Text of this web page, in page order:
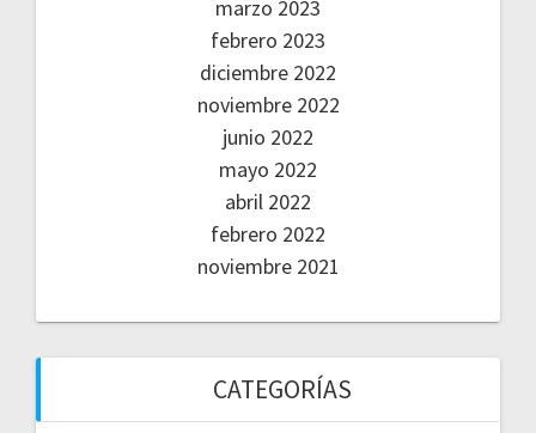
marzo 2023
febrero 2023
diciembre 2022
noviembre 2022
junio 2022
mayo 2022
abril 2022
febrero 2022
noviembre 2021
CATEGORÍAS